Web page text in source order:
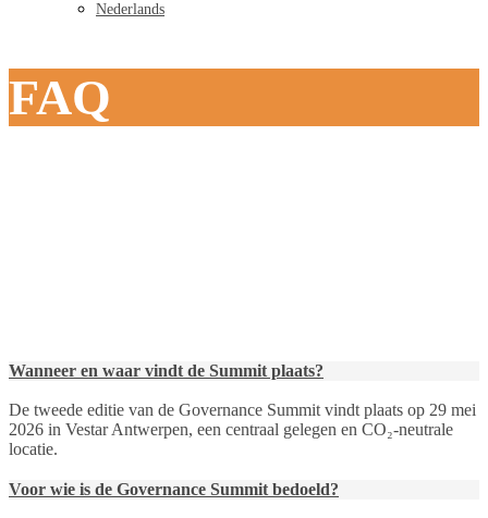
Nederlands
FAQ
Wanneer en waar vindt de Summit plaats?
De tweede editie van de Governance Summit vindt plaats op 29 mei
2026 in Vestar Antwerpen, een centraal gelegen en CO₂-neutrale
locatie.
Voor wie is de Governance Summit bedoeld?